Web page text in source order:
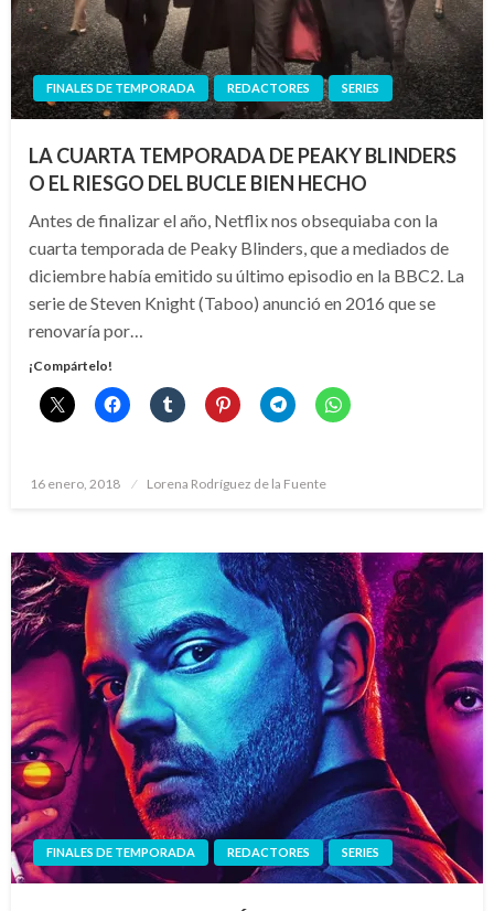
FINALES DE TEMPORADA REDACTORES SERIES
LA CUARTA TEMPORADA DE PEAKY BLINDERS
O EL RIESGO DEL BUCLE BIEN HECHO
Antes de finalizar el año, Netflix nos obsequiaba con la
cuarta temporada de Peaky Blinders, que a mediados de
diciembre había emitido su último episodio en la BBC2. La
serie de Steven Knight (Taboo) anunció en 2016 que se
renovaría por…
¡Compártelo!
Publicado
16 enero, 2018 Lorena Rodríguez de la Fuente
FINALES DE TEMPORADA REDACTORES SERIES